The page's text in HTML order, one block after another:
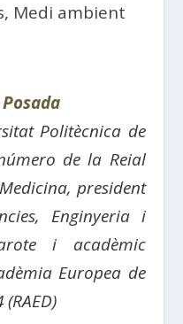
, Medi ambient
Politècnica de
de la Reial
president
Enginyeria i
i acadèmic
Europea de